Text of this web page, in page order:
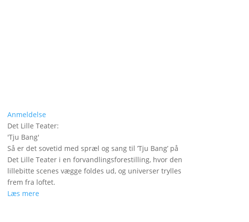
Anmeldelse
Det Lille Teater:
'Tju Bang'
Så er det sovetid med spræl og sang til ’Tju Bang’ på
Det Lille Teater i en forvandlingsforestilling, hvor den
lillebitte scenes vægge foldes ud, og universer trylles
frem fra loftet.
Læs mere